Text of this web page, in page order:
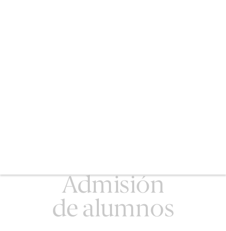
Admisión
de alumnos